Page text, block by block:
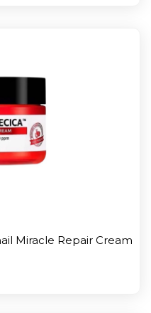
Miracle Repair Cream